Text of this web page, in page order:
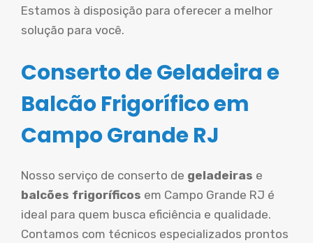
Estamos à disposição para oferecer a melhor
solução para você.
Conserto de Geladeira e
Balcão Frigorífico em
Campo Grande RJ
Nosso serviço de conserto de geladeiras e
balcões frigoríficos em Campo Grande RJ é
ideal para quem busca eficiência e qualidade.
Contamos com técnicos especializados prontos